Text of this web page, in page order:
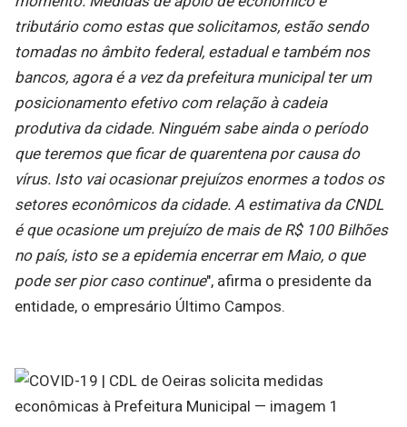
tributário como estas que solicitamos, estão sendo
tomadas no âmbito federal, estadual e também nos
bancos, agora é a vez da prefeitura municipal ter um
posicionamento efetivo com relação à cadeia
produtiva da cidade. Ninguém sabe ainda o período
que teremos que ficar de quarentena por causa do
vírus. Isto vai ocasionar prejuízos enormes a todos os
setores econômicos da cidade. A estimativa da CNDL
é que ocasione um prejuízo de mais de R$ 100 Bilhões
no país, isto se a epidemia encerrar em Maio, o que
pode ser pior caso continue", afirma o presidente da
entidade, o empresário Último Campos.